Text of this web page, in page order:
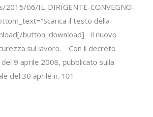
2015/06/IL-DIRIGENTE-CONVEGNO-
il testo della
button_download] Il nuovo
sul lavoro. Con il decreto
9 aprile 2008, pubblicato sulla
del 30 aprile n. 101